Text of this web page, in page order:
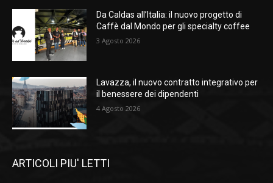
Da Caldas all’Italia: il nuovo progetto di
Caffè dal Mondo per gli specialty coffee
3 Agosto 2026
Lavazza, il nuovo contratto integrativo per
il benessere dei dipendenti
4 Agosto 2026
ARTICOLI PIU' LETTI